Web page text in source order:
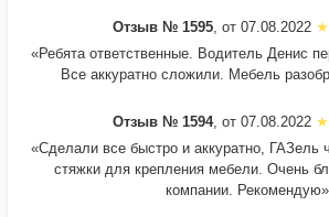
Отзыв № 1595, от 07.08.2022
«Ребята ответственные. Водитель Денис
Все аккуратно сложили. Мебель
Отзыв № 1594, от 07.08.2022
«Сделали все быстро и аккуратно, ГАЗель
стяжки для крепления мебели. Очень
компании. Рекомендую»